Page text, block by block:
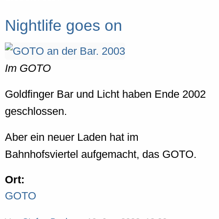
Nightlife goes on
Im GOTO
Goldfinger Bar und Licht haben Ende 2002
geschlossen.
Aber ein neuer Laden hat im
Bahnhofsviertel aufgemacht, das GOTO.
Ort:
GOTO